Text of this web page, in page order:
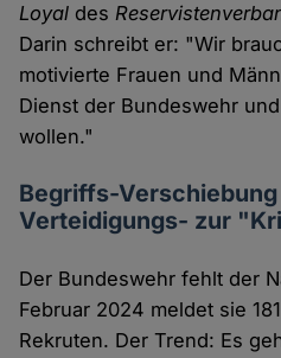
Loyal des
Darin schreibt er: "Wir
motivierte Frauen und
Dienst der Bundeswehr
wollen."
Begriffs-
Verteidigungs- zur
Der Bundeswehr fehlt der
Februar 2024 meldet sie
Rekruten. Der Trend: Es